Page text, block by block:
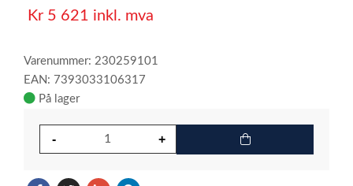
Kr 5 621 inkl. mva
Varenummer: 230259101
EAN: 7393033106317
På lager